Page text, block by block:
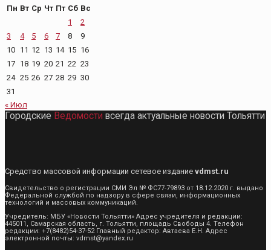
Пн Вт Ср Чт Пт Сб Вс
1
2
3
4 5 6 7 8
9
10 11 12 13 14 15 16
17 18 19 20 21 22 23
24 25 26 27 28 29 30
31
« Июл
Городские Ведомости всегда актуальные новости Тольятти
Средство массовой информации сетевое издание vdmst.ru
Свидетельство о регистрации СМИ Эл № ФС77-79893 от 18.12.2020 г. выдано
Федеральной службой по надзору в сфере связи, информационных
технологий и массовых коммуникаций.
Учредитель: МБУ «Новости Тольятти» Адрес учредителя и редакции:
445011, Самарская область, г. Тольятти, площадь Свободы 4. Телефон
редакции: +7(8482)54-37-52 Главный редактор: Автаева Е.Н. Адрес
электронной почты: vdmst@yandex.ru